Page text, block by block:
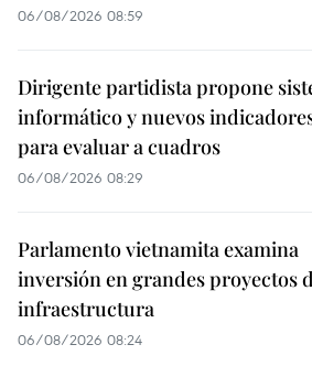
06/08/2026 08:59
Dirigente partidista propone
informático y nuevos
para evaluar a cuadros
06/08/2026 08:29
Parlamento vietnamita examina
inversión en grandes proyectos
infraestructura
06/08/2026 08:24